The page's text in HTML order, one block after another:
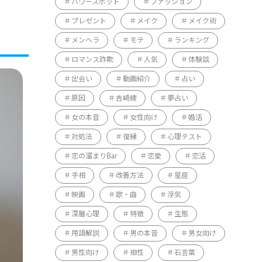
パワースポット ファッション
プレゼント メイク メイク術
メンヘラ モテ ランキング
ロマンス詐欺 人気 体験談
出会い 動画紹介 占い
原因 吉崎綾 夢占い
女の本音 女性向け 婚活
対処法 復縁 心理テスト
恋の溜まりBar 恋愛 恋活
手相 改善方法 星座
映画 歌・曲 浮気
深層心理 特徴 生態
用語解説 男の本音 男女向け
男性向け 相性 石言葉